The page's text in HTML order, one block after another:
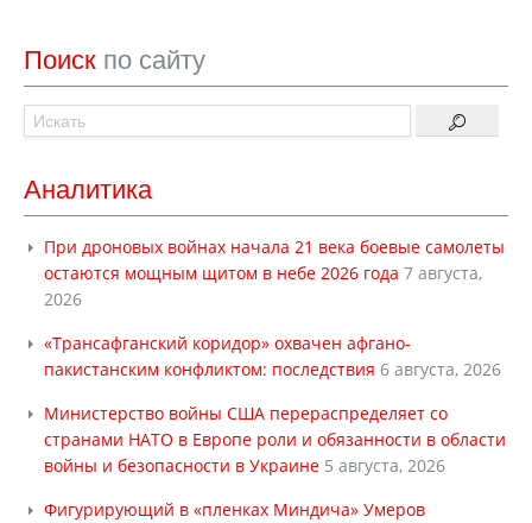
Поиск по сайту
Аналитика
При дроновых войнах начала 21 века боевые самолеты
остаются мощным щитом в небе 2026 года 7 августа,
2026
«Трансафганский коридор» охвачен афгано-
пакистанским конфликтом: последствия 6 августа, 2026
Министерство войны США перераспределяет со
странами НАТО в Европе роли и обязанности в области
войны и безопасности в Украине 5 августа, 2026
Фигурирующий в «пленках Миндича» Умеров